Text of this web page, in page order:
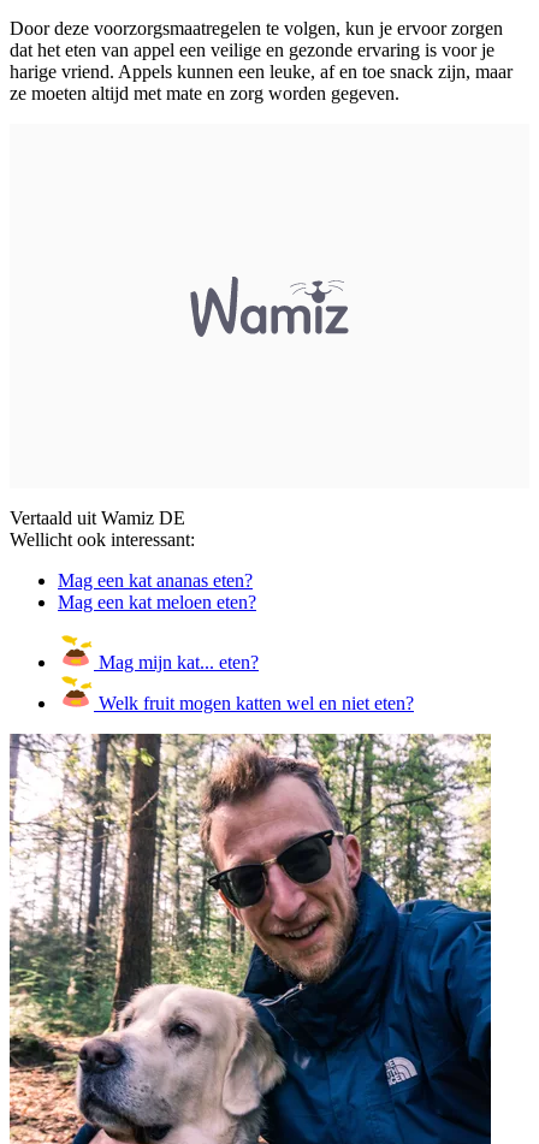
Door deze voorzorgsmaatregelen te volgen, kun je ervoor zorgen
dat het eten van appel een veilige en gezonde ervaring is voor je
harige vriend. Appels kunnen een leuke, af en toe snack zijn, maar
ze moeten altijd met mate en zorg worden gegeven.
Vertaald uit Wamiz DE
Wellicht ook interessant:
Mag een kat ananas eten?
Mag een kat meloen eten?
Mag mijn kat... eten?
Welk fruit mogen katten wel en niet eten?